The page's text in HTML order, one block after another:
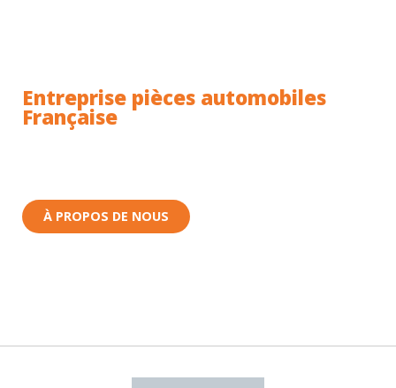
Entreprise pièces automobiles
Française
À PROPOS DE NOUS